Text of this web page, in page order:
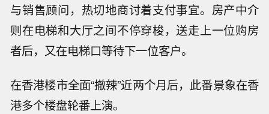
与销售顾问，热切地商讨着支付事宜。房产中介
则在电梯和大厅之间不停穿梭，送走上一位购房
者后，又在电梯口等待下一位客户。
在香港楼市全面“撤辣”近两个月后，此番景象在香
港多个楼盘轮番上演。